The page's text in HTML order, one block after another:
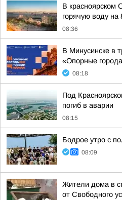
В красноярском
горячую воду на
08:36
В Минусинске в
«Опорные
08:18
Под
погиб в аварии
08:15
Бодрое утро с
08:09
Жители дома в
от Свободного